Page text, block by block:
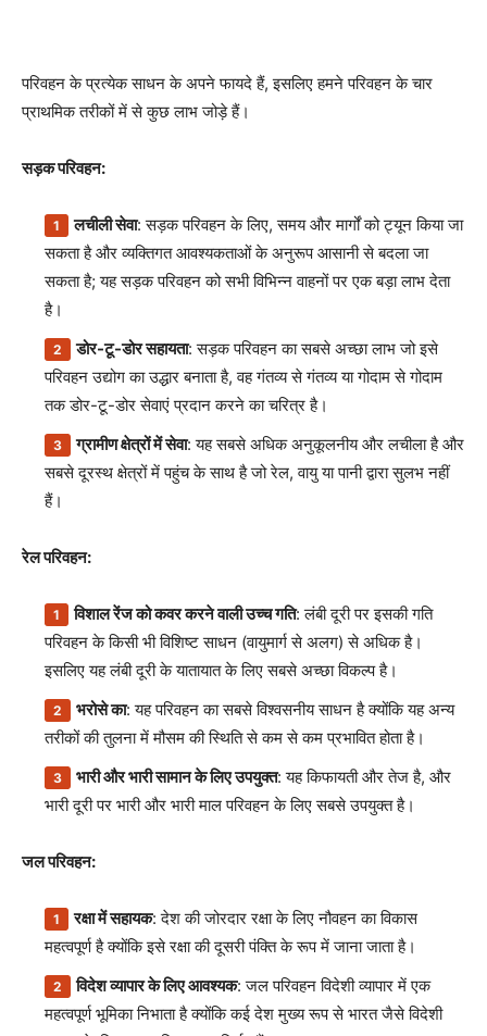
परिवहन के प्रत्येक साधन के अपने फायदे हैं, इसलिए हमने परिवहन के चार
प्राथमिक तरीकों में से कुछ लाभ जोड़े हैं।
सड़क परिवहन:
लचीली सेवा: सड़क परिवहन के लिए, समय और मार्गों को ट्यून किया जा
सकता है और व्यक्तिगत आवश्यकताओं के अनुरूप आसानी से बदला जा
सकता है; यह सड़क परिवहन को सभी विभिन्न वाहनों पर एक बड़ा लाभ देता
है।
डोर-टू-डोर सहायता: सड़क परिवहन का सबसे अच्छा लाभ जो इसे
परिवहन उद्योग का उद्धार बनाता है, वह गंतव्य से गंतव्य या गोदाम से गोदाम
तक डोर-टू-डोर सेवाएं प्रदान करने का चरित्र है।
ग्रामीण क्षेत्रों में सेवा: यह सबसे अधिक अनुकूलनीय और लचीला है और
सबसे दूरस्थ क्षेत्रों में पहुंच के साथ है जो रेल, वायु या पानी द्वारा सुलभ नहीं
हैं।
रेल परिवहन:
विशाल रेंज को कवर करने वाली उच्च गति: लंबी दूरी पर इसकी गति
परिवहन के किसी भी विशिष्ट साधन (वायुमार्ग से अलग) से अधिक है।
इसलिए यह लंबी दूरी के यातायात के लिए सबसे अच्छा विकल्प है।
भरोसे का: यह परिवहन का सबसे विश्वसनीय साधन है क्योंकि यह अन्य
तरीकों की तुलना में मौसम की स्थिति से कम से कम प्रभावित होता है।
भारी और भारी सामान के लिए उपयुक्त: यह किफायती और तेज है, और
भारी दूरी पर भारी और भारी माल परिवहन के लिए सबसे उपयुक्त है।
जल परिवहन:
रक्षा में सहायक: देश की जोरदार रक्षा के लिए नौवहन का विकास
महत्वपूर्ण है क्योंकि इसे रक्षा की दूसरी पंक्ति के रूप में जाना जाता है।
विदेश व्यापार के लिए आवश्यक: जल परिवहन विदेशी व्यापार में एक
महत्वपूर्ण भूमिका निभाता है क्योंकि कई देश मुख्य रूप से भारत जैसे विदेशी